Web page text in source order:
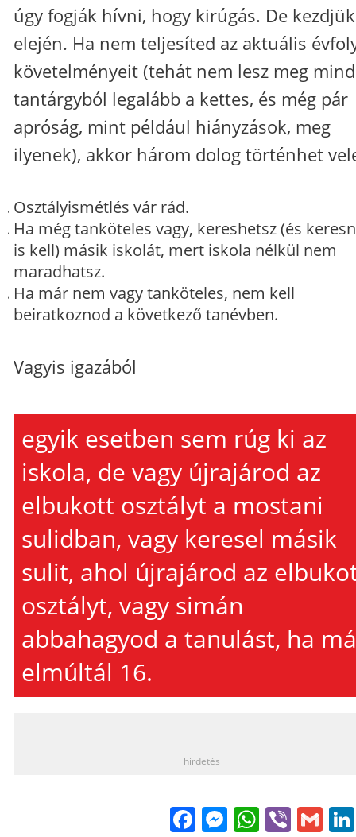
úgy fogják hívni, hogy kirúgás. De
elején. Ha nem teljesíted az aktuális
követelményeit (tehát nem lesz meg
tantárgyból legalább a kettes, és még pár
apróság, mint például hiányzások, meg
ilyenek), akkor három dolog történhet
Osztályismétlés vár rád.
Ha még tanköteles vagy, kereshetsz (és
is kell) másik iskolát, mert iskola nélkül nem
maradhatsz.
Ha már nem vagy tanköteles, nem kell
beiratkoznod a következő tanévben.
Vagyis igazából
egyik esetben sem rúg ki az
iskola, de vagy újrajárod az
elbukott osztályt a mostani
sulidban, vagy keresel másik
sulit, ahol újrajárod az
osztályt, vagy simán
abbahagyod a tanulást, ha
elmúltál 16.
hirdetés
FacebookViber